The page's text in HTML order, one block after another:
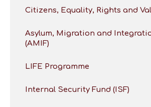
Citizens, Equality, Rights and
Asylum, Migration and
(AMIF)
LIFE Programme
Internal Security Fund (ISF)